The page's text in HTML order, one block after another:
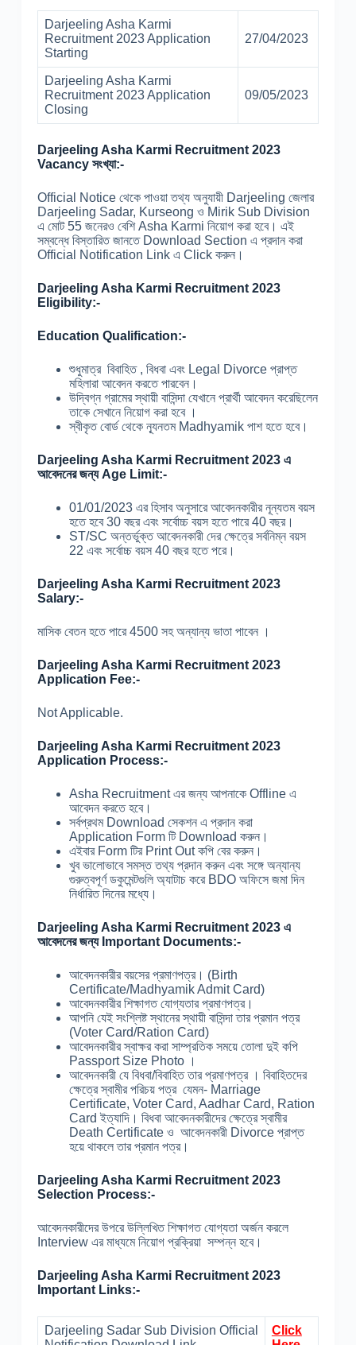
Darjeeling Asha Karmi
Recruitment 2023 Application
Starting
27/04/2023
Darjeeling Asha Karmi
Recruitment 2023 Application
Closing
09/05/2023
Darjeeling Asha Karmi Recruitment 2023
Vacancy সংখ্যা:-
Official Notice থেকে পাওয়া তথ্য অনুযায়ী Darjeeling জেলার
Darjeeling Sadar, Kurseong ও Mirik Sub Division
এ মোট 55 জনেরও বেশি Asha Karmi নিয়োগ করা হবে। এই
সম্বন্ধে বিস্তারিত জানতে Download Section এ প্রদান করা
Official Notification Link এ Click করুন।
Darjeeling Asha Karmi Recruitment 2023
Eligibility:-
Education Qualification:-
শুধুমাত্র বিবাহিত , বিধবা এবং Legal Divorce প্রাপ্ত
মহিলারা আবেদন করতে পারবেন।
উদ্বিগ্ন গ্রামের স্থায়ী বাসিন্দা যেখানে প্রার্থী আবেদন করেছিলেন
তাকে সেখানে নিয়োগ করা হবে ।
স্বীকৃত বোর্ড থেকে ন্যূনতম Madhyamik পাশ হতে হবে।
Darjeeling Asha Karmi Recruitment 2023 এ
আবেদনের জন্য Age Limit:-
01/01/2023 এর হিসাব অনুসারে আবেদনকারীর নূন্যতম বয়স
হতে হবে 30 বছর এবং সর্বোচ্চ বয়স হতে পারে 40 বছর।
ST/SC অন্তর্ভুক্ত আবেদনকারী দের ক্ষেত্রে সর্বনিম্ন বয়স
22 এবং সর্বোচ্চ বয়স 40 বছর হতে পরে।
Darjeeling Asha Karmi Recruitment 2023
Salary:-
মাসিক বেতন হতে পারে 4500 সহ অন্যান্য ভাতা পাবেন ।
Darjeeling Asha Karmi Recruitment 2023
Application Fee:-
Not Applicable.
Darjeeling Asha Karmi Recruitment 2023
Application Process:-
Asha Recruitment এর জন্য আপনাকে Offline এ
আবেদন করতে হবে।
সর্বপ্রথম Download সেকশন এ প্রদান করা
Application Form টি Download করুন।
এইবার Form টির Print Out কপি বের করুন।
খুব ভালোভাবে সমস্ত তথ্য প্রদান করুন এবং সঙ্গে অন্যান্য
গুরুত্বপূর্ণ ডকুমেন্টগুলি অ্যাটাচ করে BDO অফিসে জমা দিন
নির্ধারিত দিনের মধ্যে।
Darjeeling Asha Karmi Recruitment 2023 এ
আবেদনের জন্য Important Documents:-
আবেদনকারীর বয়সের প্রমাণপত্র। (Birth
Certificate/Madhyamik Admit Card)
আবেদনকারীর শিক্ষাগত যোগ্যতার প্রমাণপত্র।
আপনি যেই সংশ্লিষ্ট স্থানের স্থায়ী বাসিন্দা তার প্রমান পত্র
(Voter Card/Ration Card)
আবেদনকারীর স্বাক্ষর করা সাম্প্রতিক সময়ে তোলা দুই কপি
Passport Size Photo ।
আবেদনকারী যে বিধবা/বিবাহিত তার প্রমাণপত্র । বিবাহিতদের
ক্ষেত্রে স্বামীর পরিচয় পত্র যেমন- Marriage
Certificate, Voter Card, Aadhar Card, Ration
Card ইত্যাদি। বিধবা আবেদনকারীদের ক্ষেত্রে স্বামীর
Death Certificate ও আবেদনকারী Divorce প্রাপ্ত
হয়ে থাকলে তার প্রমান পত্র।
Darjeeling Asha Karmi Recruitment 2023
Selection Process:-
আবেদনকারীদের উপরে উল্লিখিত শিক্ষাগত যোগ্যতা অর্জন করলে
Interview এর মাধ্যমে নিয়োগ প্রক্রিয়া সম্পন্ন হবে।
Darjeeling Asha Karmi Recruitment 2023
Important Links:-
Darjeeling Sadar Sub Division Official
Click